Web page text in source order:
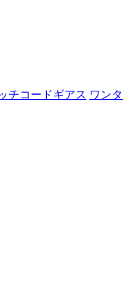
チコードギアス ワンタ